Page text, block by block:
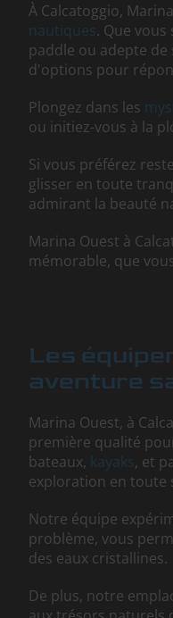
À Calcatoggio,
nautiques. Que
paddle ou adepte
d'options pour
Plongez dans les
ou initiez-vous à la
Si vous préférez
glisser en toute
admirant la beauté
Marina Ouest à
mémorable, que
Les
aventure
Marina Ouest, à
première qualité
bateaux, kayaks, et
exploration en toute
Notre équipe
problème, vous
des eaux cristallines.
De plus, notre